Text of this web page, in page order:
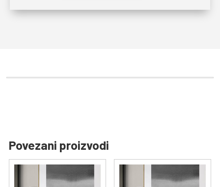
1x
Povezani proizvodi